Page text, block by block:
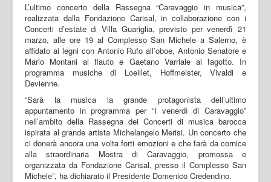
L’ultimo concerto della Rassegna “Caravaggio in musica”,
realizzata dalla Fondazione Carisal, in collaborazione con i
Concerti d’estate di Villa Guariglia, previsto per venerdì 21
marzo, alle ore 19 al Complesso San Michele a Salerno, è
affidato ai legni con Antonio Rufo all’oboe, Antonio Senatore e
Mario Montani al flauto e Gaetano Varriale al fagotto. In
programma musiche di Loeillet, Hoffmeister, Vivaldi e
Devienne.
“Sarà la musica la grande protagonista dell’ultimo
appuntamento in programma per “I venerdì di Caravaggio”
nell’ambito della Rassegna dei Concerti di musica barocca
ispirata al grande artista Michelangelo Merisi. Un concerto che
ci donerà ancora una volta forti emozioni e che farà da cornice
alla straordinaria Mostra di Caravaggio, promossa e
organizzata da Fondazione Carisal, presso il Complesso San
Michele”, ha dichiarato il Presidente Domenico Credendino.